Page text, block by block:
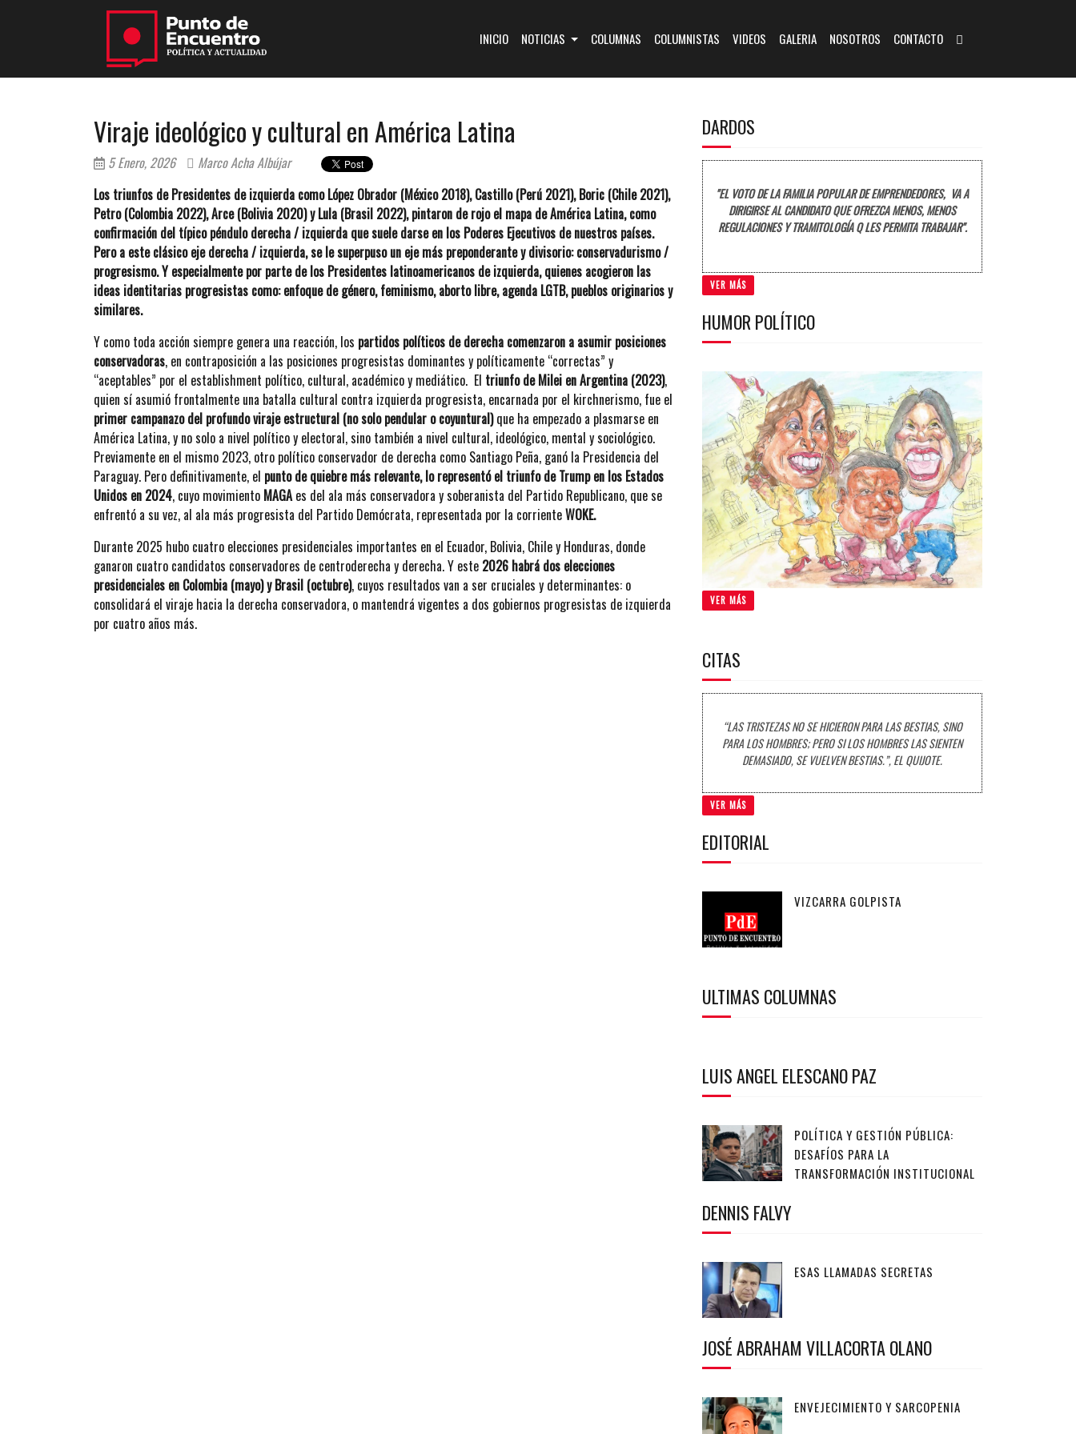
INICIO(CURRENT)
NOTICIAS COLUMNAS COLUMNISTAS VIDEOS GALERIA NOSOTROS CONTACTO
Viraje ideológico y cultural en América Latina
5 Enero, 2026
Marco Acha Albújar
Los triunfos de Presidentes de izquierda como López Obrador (México 2018), Castillo (Perú 2021), Boric (Chile 2021),
Petro (Colombia 2022), Arce (Bolivia 2020) y Lula (Brasil 2022), pintaron de rojo el mapa de América Latina, como
confirmación del típico péndulo derecha / izquierda que suele darse en los Poderes Ejecutivos de nuestros países.
Pero a este clásico eje derecha / izquierda, se le superpuso un eje más preponderante y divisorio: conservadurismo /
progresismo. Y especialmente por parte de los Presidentes latinoamericanos de izquierda, quienes acogieron las
ideas identitarias progresistas como: enfoque de género, feminismo, aborto libre, agenda LGTB, pueblos originarios y
similares.
Y como toda acción siempre genera una reacción, los partidos políticos de derecha comenzaron a asumir posiciones
conservadoras, en contraposición a las posiciones progresistas dominantes y políticamente “correctas” y
“aceptables” por el establishment político, cultural, académico y mediático. El triunfo de Milei en Argentina (2023),
quien sí asumió frontalmente una batalla cultural contra izquierda progresista, encarnada por el kirchnerismo, fue el
primer campanazo del profundo viraje estructural (no solo pendular o coyuntural)que ha empezado a plasmarse en
América Latina, y no solo a nivel político y electoral, sino también a nivel cultural, ideológico, mental y sociológico.
Previamente en el mismo 2023, otro político conservador de derecha como Santiago Peña, ganó la Presidencia del
Paraguay. Pero definitivamente, el punto de quiebre más relevante, lo representó el triunfo de Trump en los Estados
Unidos en 2024, cuyo movimiento MAGA es del ala más conservadora y soberanista del Partido Republicano, que se
enfrentó a su vez, al ala más progresista del Partido Demócrata, representada por la corrienteWOKE.
Durante 2025 hubo cuatro elecciones presidenciales importantes en el Ecuador, Bolivia, Chile y Honduras, donde
ganaron cuatro candidatos conservadores de centroderecha y derecha. Y este 2026 habrá dos elecciones
presidenciales en Colombia (mayo) y Brasil (octubre), cuyos resultados van a ser cruciales y determinantes: o
consolidará el viraje hacia la derecha conservadora, o mantendrá vigentes a dos gobiernos progresistas de izquierda
por cuatro años más.
DARDOS
"EL VOTO DE LA FAMILIA POPULAR DE EMPRENDEDORES, VA A
DIRIGIRSE AL CANDIDATO QUE OFREZCA MENOS, MENOS
REGULACIONES Y TRAMITOLOGÍA Q LES PERMITA TRABAJAR".
VER MÁS
HUMOR POLÍTICO
VER MÁS
CITAS
“LAS TRISTEZAS NO SE HICIERON PARA LAS BESTIAS, SINO
PARA LOS HOMBRES; PERO SI LOS HOMBRES LAS SIENTEN
DEMASIADO, SE VUELVEN BESTIAS.”, EL QUIJOTE.
VER MÁS
EDITORIAL
VIZCARRA GOLPISTA
ULTIMAS COLUMNAS
LUIS ANGEL ELESCANO PAZ
POLÍTICA Y GESTIÓN PÚBLICA:
DESAFÍOS PARA LA
TRANSFORMACIÓN INSTITUCIONAL
DENNIS FALVY
ESAS LLAMADAS SECRETAS
JOSÉ ABRAHAM VILLACORTA OLANO
ENVEJECIMIENTO Y SARCOPENIA